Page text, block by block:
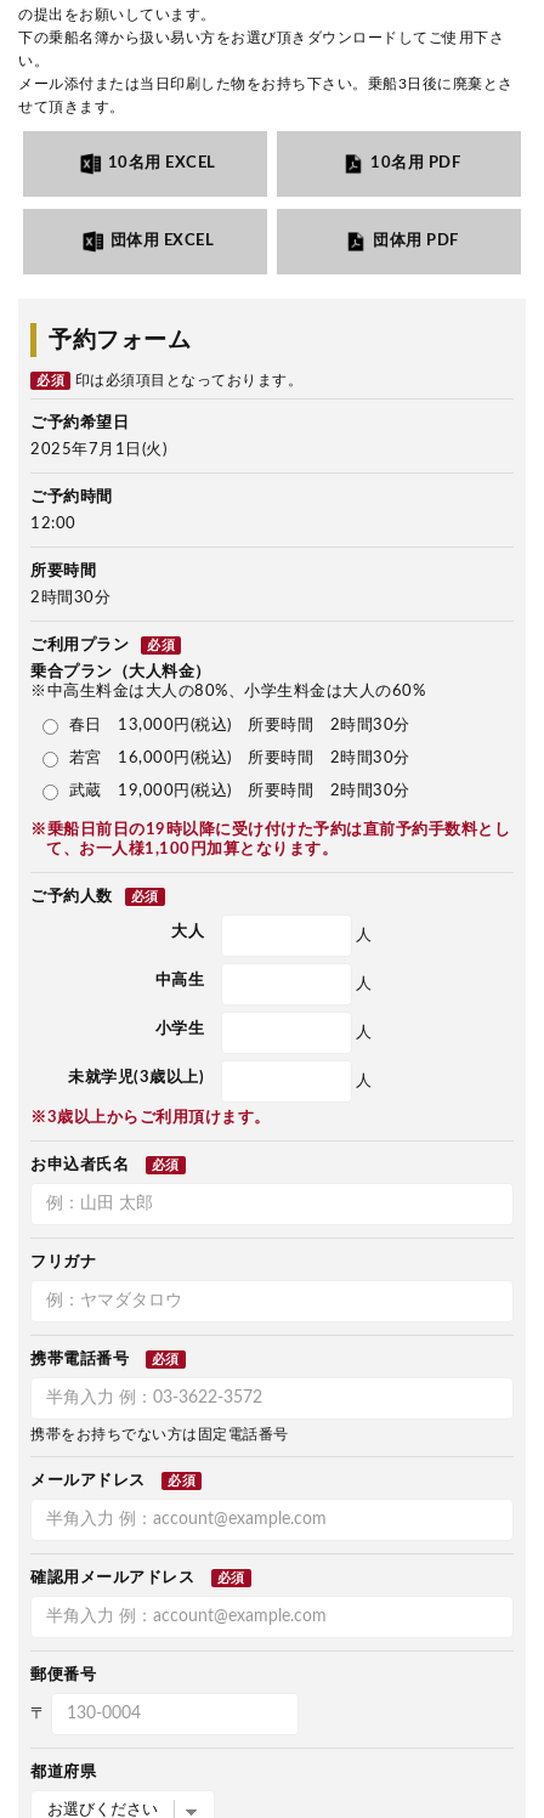
の提出をお願いしています。
下の乗船名簿から扱い易い方をお選び頂きダウンロードしてご使用下さ
い。
メール添付または当日印刷した物をお持ち下さい。乗船3日後に廃棄とさ
せて頂きます。
10名用 EXCEL 10名用 PDF
団体用 EXCEL 団体用 PDF
予約フォーム
必須 印は必須項目となっております。
ご予約希望日
2025年7月1日(火)
ご予約時間
12:00
所要時間
2時間30分
ご利用プラン 必須
乗合プラン（大人料金）
※中高生料金は大人の80%、小学生料金は大人の60%
春日 13,000円(税込) 所要時間 2時間30分
若宮 16,000円(税込) 所要時間 2時間30分
武蔵 19,000円(税込) 所要時間 2時間30分
※乗船日前日の19時以降に受け付けた予約は直前予約手数料とし
て、お一人様1,100円加算となります。
ご予約人数 必須
大人 人
中高生 人
小学生 人
未就学児(3歳以上) 人
※3歳以上からご利用頂けます。
お申込者氏名 必須
フリガナ
携帯電話番号 必須
携帯をお持ちでない方は固定電話番号
メールアドレス 必須
確認用メールアドレス 必須
郵便番号
〒
都道府県